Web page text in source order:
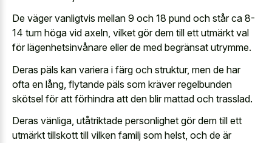
De väger vanligtvis mellan 9 och 18 pund och står ca 8-
14 tum höga vid axeln, vilket gör dem till ett utmärkt val
för lägenhetsinvånare eller de med begränsat utrymme.
Deras päls kan variera i färg och struktur, men de har
ofta en lång, flytande päls som kräver regelbunden
skötsel för att förhindra att den blir mattad och trasslad.
Deras vänliga, utåtriktade personlighet gör dem till ett
utmärkt tillskott till vilken familj som helst, och de är